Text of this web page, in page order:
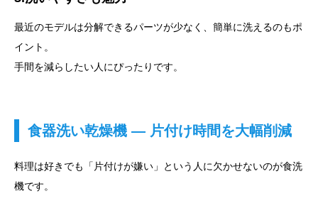
最近のモデルは分解できるパーツが少なく、簡単に洗えるのもポ
イント。
手間を減らしたい人にぴったりです。
食器洗い乾燥機 ― 片付け時間を大幅削減
料理は好きでも「片付けが嫌い」という人に欠かせないのが食洗
機です。